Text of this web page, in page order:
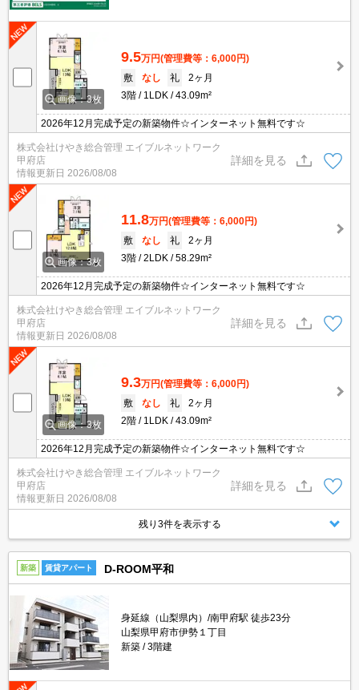
画像：3枚
9.5万円(管理費等：6,000円)
敷
なし 礼
2ヶ月
3階
1LDK 43.09m²
2026年12月完成予定の新築物件☆インターネット無料です☆
株式会社けやき総合管理 エイブルネットワーク
甲府店
情報更新日 2026/08/08
詳細を見る
画像：3枚
11.8万円(管理費等：6,000円)
敷
なし 礼
2ヶ月
3階
2LDK 58.29m²
2026年12月完成予定の新築物件☆インターネット無料です☆
株式会社けやき総合管理 エイブルネットワーク
甲府店
情報更新日 2026/08/08
詳細を見る
画像：3枚
9.3万円(管理費等：6,000円)
敷
なし 礼
2ヶ月
2階
1LDK 43.09m²
2026年12月完成予定の新築物件☆インターネット無料です☆
株式会社けやき総合管理 エイブルネットワーク
甲府店
情報更新日 2026/08/08
詳細を見る
残り3件を表示する
新築 賃貸アパート D-ROOM平和
身延線（山梨県内）/南甲府駅 徒歩23分
山梨県甲府市伊勢１丁目
新築
3階建